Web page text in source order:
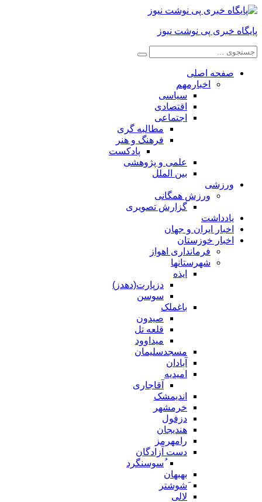
پایگاه خبری پی نوشت نیوز
صفحه اصلی
اخبارمهم
سیاسی
اقتصادی
اجتماعی
مطالبه گری
فرهنگ و هنر
پادکست
علمی و پژوهشی
بین الملل
ورزشی
ورزش همگانی
گزارش تصویری
یادداشت
اخبار ایران و جهان
اخبار خوزستان
فرمانداری اهواز
شهرستانها
ایذه
دزپارت(دهدز)
سوسن
باغملک
صیدون
قلعه تل
میداوود
مسجدسلیمان
آبادان
امیدیه
آقاجاری
اندیمشک
خرمشهر
دزفول
هندیجان
رامهرمز
دست آزادگان
ُسوسنگرد
بهبهان
َشوشتر
لالی